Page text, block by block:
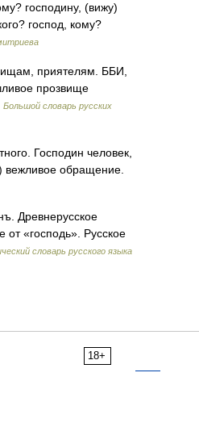
господину, (вижу)
господ, кому?
приятелям. ББИ,
прозвище
Большой словарь русских
Господин человек,
вежливое обращение.
Древнерусское
от «господь». Русское
словарь русского языка
18+